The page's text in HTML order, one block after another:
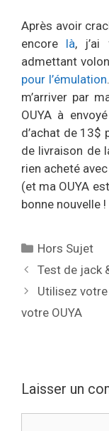
Après avoir
encore là, j’ai
admettant
pour l’émulation
m’arriver par
OUYA à
d’achat de 13$
de livraison de
rien acheté
(et ma OUYA
bonne nouvelle !
Catégories
Hors Sujet
Test de jack
Utilisez
votre OUYA
Laisser un